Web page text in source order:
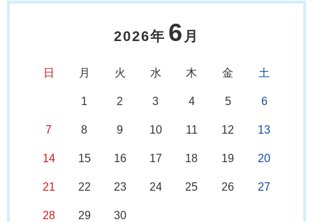
2026年 6 月
日 月 火 水 木 金 土
1 2 3 4 5 6
7 8 9 10 11 12 13
14 15 16 17 18 19 20
21 22 23 24 25 26 27
28 29 30